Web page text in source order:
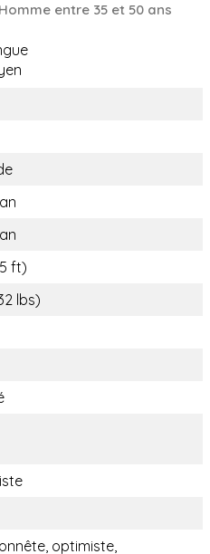
entre 35 et 50 ans
ft)
lbs)
optimiste,